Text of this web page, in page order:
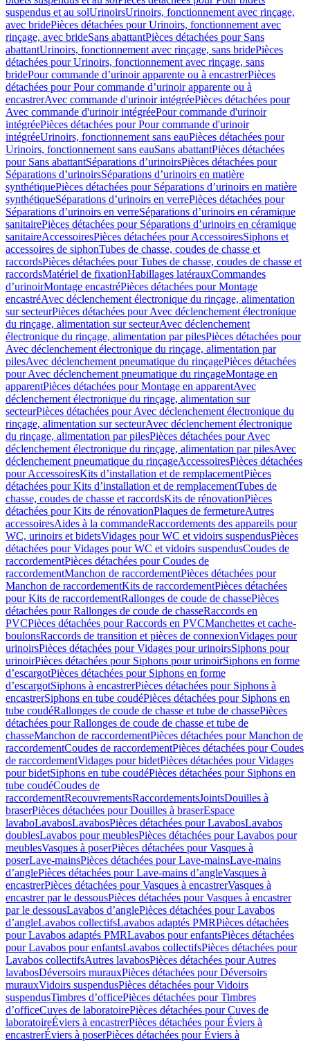
suspendus et au solUrinoirsUrinoirs, fonctionnement avec rinçage,
avec bridePièces détachées pour Urinoirs, fonctionnement avec
rinçage, avec brideSans abattantPièces détachées pour Sans
abattantUrinoirs, fonctionnement avec rinçage, sans bridePièces
détachées pour Urinoirs, fonctionnement avec rinçage, sans
bridePour commande d’urinoir apparente ou à encastrerPièces
détachées pour Pour commande d’urinoir apparente ou à
encastrerAvec commande d'urinoir intégréePièces détachées pour
Avec commande d'urinoir intégréePour commande d'urinoir
intégréePièces détachées pour Pour commande d'urinoir
intégréeUrinoirs, fonctionnement sans eauPièces détachées pour
Urinoirs, fonctionnement sans eauSans abattantPièces détachées
pour Sans abattantSéparations d’urinoirsPièces détachées pour
Séparations d’urinoirsSéparations d’urinoirs en matière
synthétiquePièces détachées pour Séparations d’urinoirs en matière
synthétiqueSéparations d’urinoirs en verrePièces détachées pour
Séparations d’urinoirs en verreSéparations d’urinoirs en céramique
sanitairePièces détachées pour Séparations d’urinoirs en céramique
sanitaireAccessoiresPièces détachées pour AccessoiresSiphons et
accessoires de siphonTubes de chasse, coudes de chasse et
raccordsPièces détachées pour Tubes de chasse, coudes de chasse et
raccordsMatériel de fixationHabillages latérauxCommandes
dʼurinoirMontage encastréPièces détachées pour Montage
encastréAvec déclenchement électronique du rinçage, alimentation
sur secteurPièces détachées pour Avec déclenchement électronique
du rinçage, alimentation sur secteurAvec déclenchement
électronique du rinçage, alimentation par pilesPièces détachées pour
Avec déclenchement électronique du rinçage, alimentation par
pilesAvec déclenchement pneumatique du rinçagePièces détachées
pour Avec déclenchement pneumatique du rinçageMontage en
apparentPièces détachées pour Montage en apparentAvec
déclenchement électronique du rinçage, alimentation sur
secteurPièces détachées pour Avec déclenchement électronique du
rinçage, alimentation sur secteurAvec déclenchement électronique
du rinçage, alimentation par pilesPièces détachées pour Avec
déclenchement électronique du rinçage, alimentation par pilesAvec
déclenchement pneumatique du rinçageAccessoiresPièces détachées
pour AccessoiresKits d’installation et de remplacementPièces
détachées pour Kits d’installation et de remplacementTubes de
chasse, coudes de chasse et raccordsKits de rénovationPièces
détachées pour Kits de rénovationPlaques de fermetureAutres
accessoiresAides à la commandeRaccordements des appareils pour
WC, urinoirs et bidetsVidages pour WC et vidoirs suspendusPièces
détachées pour Vidages pour WC et vidoirs suspendusCoudes de
raccordementPièces détachées pour Coudes de
raccordementManchon de raccordementPièces détachées pour
Manchon de raccordementKits de raccordementPièces détachées
pour Kits de raccordementRallonges de coude de chassePièces
détachées pour Rallonges de coude de chasseRaccords en
PVCPièces détachées pour Raccords en PVCManchettes et cache-
boulonsRaccords de transition et pièces de connexionVidages pour
urinoirsPièces détachées pour Vidages pour urinoirsSiphons pour
urinoirPièces détachées pour Siphons pour urinoirSiphons en forme
d’escargotPièces détachées pour Siphons en forme
d’escargotSiphons à encastrerPièces détachées pour Siphons à
encastrerSiphons en tube coudéPièces détachées pour Siphons en
tube coudéRallonges de coude de chasse et tube de chassePièces
détachées pour Rallonges de coude de chasse et tube de
chasseManchon de raccordementPièces détachées pour Manchon de
raccordementCoudes de raccordementPièces détachées pour Coudes
de raccordementVidages pour bidetPièces détachées pour Vidages
pour bidetSiphons en tube coudéPièces détachées pour Siphons en
tube coudéCoudes de
raccordementRecouvrementsRaccordementsJointsDouilles à
braserPièces détachées pour Douilles à braserEspace
lavaboLavabosLavabosPièces détachées pour LavabosLavabos
doublesLavabos pour meublesPièces détachées pour Lavabos pour
meublesVasques à poserPièces détachées pour Vasques à
poserLave-mainsPièces détachées pour Lave-mainsLave-mains
d’anglePièces détachées pour Lave-mains d’angleVasques à
encastrerPièces détachées pour Vasques à encastrerVasques à
encastrer par le dessousPièces détachées pour Vasques à encastrer
par le dessousLavabos d’anglePièces détachées pour Lavabos
d’angleLavabos collectifsLavabos adaptés PMRPièces détachées
pour Lavabos adaptés PMRLavabos pour enfantsPièces détachées
pour Lavabos pour enfantsLavabos collectifsPièces détachées pour
Lavabos collectifsAutres lavabosPièces détachées pour Autres
lavabosDéversoirs murauxPièces détachées pour Déversoirs
murauxVidoirs suspendusPièces détachées pour Vidoirs
suspendusTimbres dʼofficePièces détachées pour Timbres
dʼofficeCuves de laboratoirePièces détachées pour Cuves de
laboratoireÉviers à encastrerPièces détachées pour Éviers à
encastrerÉviers à poserPièces détachées pour Éviers à